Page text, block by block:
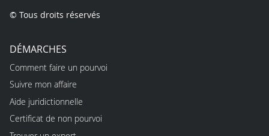
© Tous droits réservés
DÉMARCHES
Comment faire un pourvoi
Suivre mon affaire
Aide juridictionnelle
Certificat de non pourvoi